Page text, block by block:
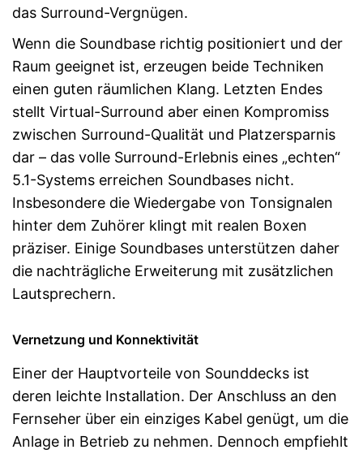
das Surround-Vergnügen.
Wenn die Soundbase richtig positioniert und der
Raum geeignet ist, erzeugen beide Techniken
einen guten räumlichen Klang. Letzten Endes
stellt Virtual-Surround aber einen Kompromiss
zwischen Surround-Qualität und Platzersparnis
dar – das volle Surround-Erlebnis eines „echten“
5.1-Systems erreichen Soundbases nicht.
Insbesondere die Wiedergabe von Tonsignalen
hinter dem Zuhörer klingt mit realen Boxen
präziser. Einige Soundbases unterstützen daher
die nachträgliche Erweiterung mit zusätzlichen
Lautsprechern.
Vernetzung und Konnektivität
Einer der Hauptvorteile von Sounddecks ist
deren leichte Installation. Der Anschluss an den
Fernseher über ein einziges Kabel genügt, um die
Anlage in Betrieb zu nehmen. Dennoch empfiehlt